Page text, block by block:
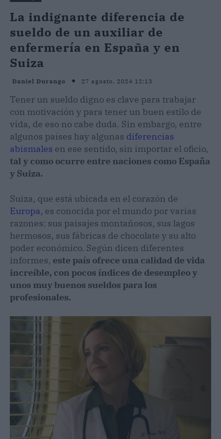
La indignante diferencia de
sueldo de un auxiliar de
enfermería en España y en
Suiza
Daniel Durango 27 agosto, 2024 12:13
Tener un sueldo digno es clave para trabajar
con motivación y para tener un buen estilo de
vida, de eso no cabe duda. Sin embargo, entre
algunos países hay algunas diferencias
abismales en ese sentido, sin importar el oficio,
tal y como ocurre entre naciones como España
y Suiza.
Suiza, que está ubicada en el corazón de
Europa, es conocida por el mundo por varias
razones: sus paisajes montañosos, sus lagos
hermosos, sus fábricas de chocolate y su alto
poder económico. Según dicen diferentes
informes, este país ofrece una calidad de vida
increíble, con pocos índices de desempleo y
unos muy buenos sueldos para los
profesionales.